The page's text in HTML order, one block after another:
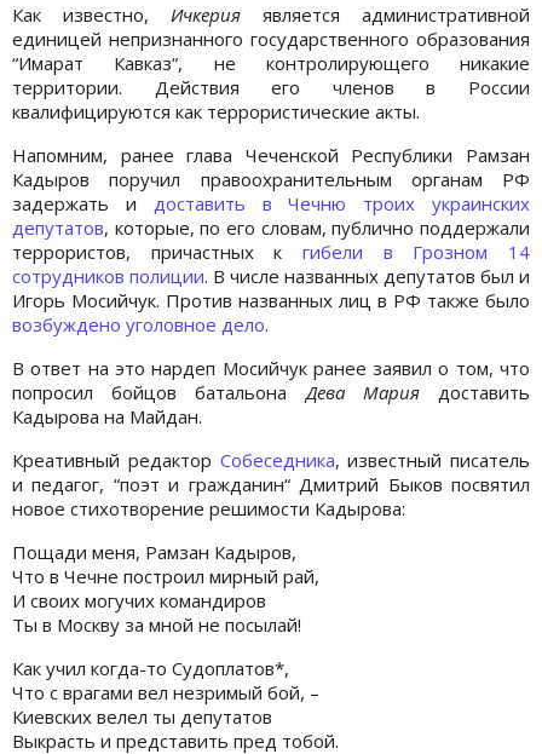
Как известно, Ичкерия является административной
единицей непризнанного государственного образования
“Имарат Кавказ“, не контролирующего никакие
территории. Действия его членов в России
квалифицируются как террористические акты.
Напомним, ранее глава Чеченской Республики Рамзан
Кадыров поручил правоохранительным органам РФ
задержать и доставить в Чечню троих украинских
депутатов, которые, по его словам, публично поддержали
террористов, причастных к гибели в Грозном 14
сотрудников полиции. В числе названных депутатов был и
Игорь Мосийчук. Против названных лиц в РФ также было
возбуждено уголовное дело.
В ответ на это нардеп Мосийчук ранее заявил о том, что
попросил бойцов батальона Дева Мариядоставить
Кадырова на Майдан.
Креативный редактор Собеседника, известный писатель
и педагог, “поэт и гражданин“ Дмитрий Быков посвятил
новое стихотворение решимости Кадырова:
Пощади меня, Рамзан Кадыров,
Что в Чечне построил мирный рай,
И своих могучих командиров
Ты в Москву за мной не посылай!
Как учил когда-то Судоплатов*,
Что с врагами вел незримый бой, –
Киевских велел ты депутатов
Выкрасть и представить пред тобой.